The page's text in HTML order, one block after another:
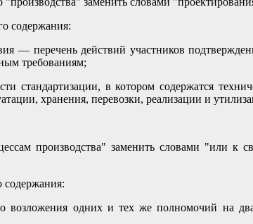
содержания:
— перечень действий участников
требованиям;
стандартизации, в котором содержатся
хранения, перевозки, реализации и
производства" заменить словами "или к
содержания:
возложения одних и тех же полномочий на